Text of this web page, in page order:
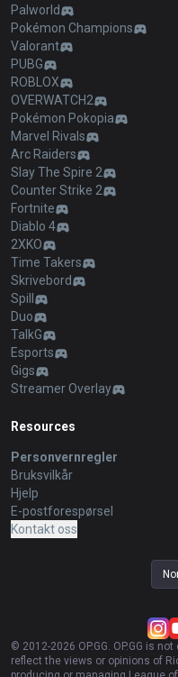
Palworld
Pokémon Champions
Valorant
PUBG
ROBLOX
OVERWATCH2
Pokémon Pokopia
Marvel Rivals
Arc Raiders
Slay The Spire 2
Counter Strike 2
Fortnite
Diablo 4
2XKO
Time Takers
Skrivebord
Spill
Duo
TalkG
Esports
Gigs
Streamer Overlay
Resources
Personvernregler
Bruksvilkår
Hjelp
E-postforespørsel
Kontakt oss
© 2012-2026 OP.GG. OP.GG is
reflect the views or opinions of